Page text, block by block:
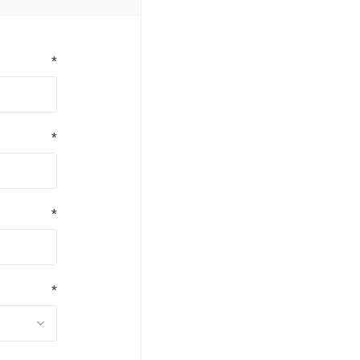
*
*
*
*